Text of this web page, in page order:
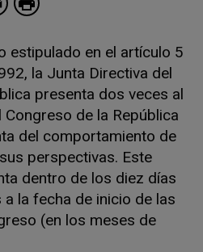
estipulado en el artículo 5
la Junta Directiva del
presenta dos veces al
de la República
del comportamiento de
perspectivas. Este
dentro de los diez días
la fecha de inicio de las
(en los meses de